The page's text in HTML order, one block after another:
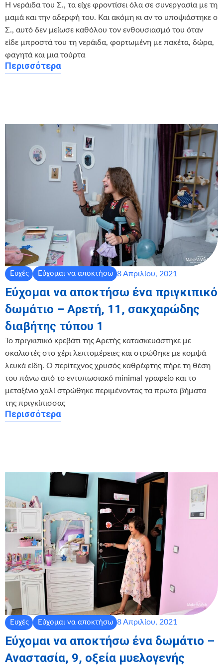
Η νεράιδα του Σ., τα είχε φροντίσει όλα σε συνεργασία με τη
μαμά και την αδερφή του. Και ακόμη κι αν το υποψιάστηκε ο
Σ., αυτό δεν μείωσε καθόλου τον ενθουσιασμό του όταν
είδε μπροστά του τη νεράιδα, φορτωμένη με πακέτα, δώρα,
φαγητά και μια τούρτα
Περισσότερα
Ευχές Εύχομαι να αποκτήσω 8 Απριλίου, 2021
Εύχομαι να αποκτήσω ένα πριγκιπικό
δωμάτιο – Αρετή, 11, σακχαρώδης
διαβήτης τύπου 1
To πριγκιπικό κρεβάτι της Αρετής κατασκευάστηκε με
σκαλιστές στο χέρι λεπτομέρειες και στρώθηκε με κομψά
λευκά είδη. Ο περίτεχνος χρυσός καθρέφτης πήρε τη θέση
του πάνω από το εντυπωσιακό minimal γραφείο και το
μεταξένιο χαλί στρώθηκε περιμένοντας τα πρώτα βήματα
της πριγκίπισσας
Περισσότερα
Ευχές Εύχομαι να αποκτήσω 8 Απριλίου, 2021
Εύχομαι να αποκτήσω ένα δωμάτιο –
Αναστασία, 9, οξεία μυελογενής